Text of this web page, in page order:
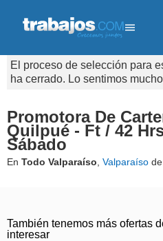
El proceso de selección para
ha cerrado. Lo sentimos
Promotora De
Quilpué - Ft / 42
Sábado
En Todo Valparaíso Valparaíso
También tenemos más ofertas
interesar